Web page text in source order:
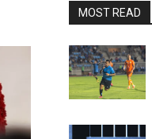
MOST READ